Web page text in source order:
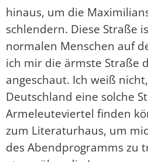
hinaus, um die
schlendern. Diese Straße
normalen Menschen auf
ich mir die ärmste Straße
angeschaut. Ich weiß
Deutschland eine solche
Armeleuteviertel finden
zum Literaturhaus, um
des Abendprogramms zu